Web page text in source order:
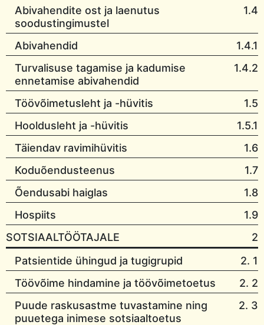
Abivahendite ost ja laenutus
soodustingimustel
1.4
Abivahendid
1.4.1
Turvalisuse tagamise ja kadumise
ennetamise abivahendid
1.4.2
Töövõimetusleht ja -hüvitis
1.5
Hooldusleht ja -hüvitis
1.5.1
Täiendav ravimihüvitis
1.6
Koduõendusteenus
1.7
Õendusabi haiglas
1.8
Hospiits
1.9
SOTSIAALTÖÖTAJALE
2
Patsientide ühingud ja tugigrupid
2. 1
Töövõime hindamine ja töövõimetoetus
2. 2
Puude raskusastme tuvastamine ning
puuetega inimese sotsiaaltoetus
2. 3